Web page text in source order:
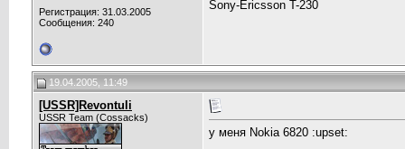
Регистрация: 31.03.2005
Сообщения: 240
Sony-Ericsson T-230
19.04.2005, 11:49
[USSR]Revontuli
USSR Team (Cossacks)
у меня Nokia 6820 :upset: